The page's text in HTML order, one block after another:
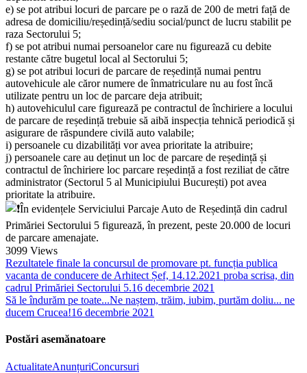
e) se pot atribui locuri de parcare pe o rază de 200 de metri față de
adresa de domiciliu/reședință/sediu social/punct de lucru stabilit pe
raza Sectorului 5;
f) se pot atribui numai persoanelor care nu figurează cu debite
restante către bugetul local al Sectorului 5;
g) se pot atribui locuri de parcare de reședință numai pentru
autovehicule ale căror numere de înmatriculare nu au fost încă
utilizate pentru un loc de parcare deja atribuit;
h) autovehiculul care figurează pe contractul de închiriere a locului
de parcare de reședință trebuie să aibă inspecția tehnică periodică și
asigurare de răspundere civilă auto valabile;
i) persoanele cu dizabilități vor avea prioritate la atribuire;
j) persoanele care au deținut un loc de parcare de reședință și
contractul de închiriere loc parcare reședință a fost reziliat de către
administrator (Sectorul 5 al Municipiului București) pot avea
prioritate la atribuire.
În evidențele Serviciului Parcaje Auto de Reședință din cadrul
Primăriei Sectorului 5 figurează, în prezent, peste 20.000 de locuri
de parcare amenajate.
3099 Views
Rezultatele finale la concursul de promovare pt. funcția publica
vacanta de conducere de Arhitect Șef, 14.12.2021 proba scrisa, din
cadrul Primăriei Sectorului 5.16 decembrie 2021
Să le îndurăm pe toate...Ne naștem, trăim, iubim, purtăm doliu... ne
ducem Crucea!16 decembrie 2021
Postări asemănatoare
ActualitateAnunțuriConcursuri